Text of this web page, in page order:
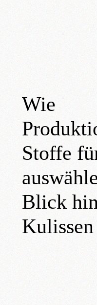
Wie
Stoffe
Blick
Kulissen